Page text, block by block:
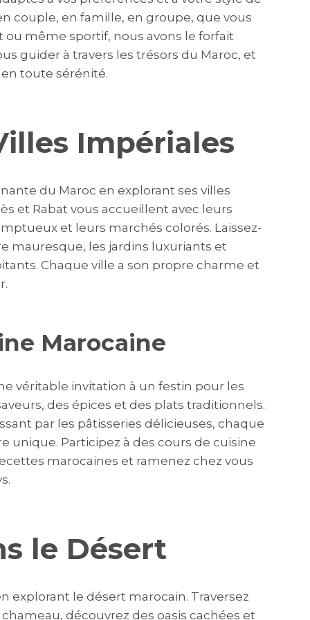
couple, en famille, en groupe, que vous
même sportif, nous avons le forfait
guider à travers les trésors du Maroc, et
toute sérénité.
Impériales
du Maroc en explorant ses villes
et Rabat vous accueillent avec leurs
et leurs marchés colorés. Laissez-
mauresque, les jardins luxuriants et
Chaque ville a son propre charme et
Marocaine
véritable invitation à un festin pour les
des épices et des plats traditionnels.
par les pâtisseries délicieuses, chaque
unique. Participez à des cours de cuisine
marocaines et ramenez chez vous
le Désert
explorant le désert marocain. Traversez
découvrez des oasis cachées et